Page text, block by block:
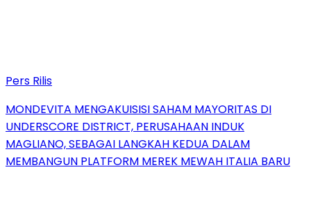
Pers Rilis
MONDEVITA MENGAKUISISI SAHAM MAYORITAS DI
UNDERSCORE DISTRICT, PERUSAHAAN INDUK
MAGLIANO, SEBAGAI LANGKAH KEDUA DALAM
MEMBANGUN PLATFORM MEREK MEWAH ITALIA BARU